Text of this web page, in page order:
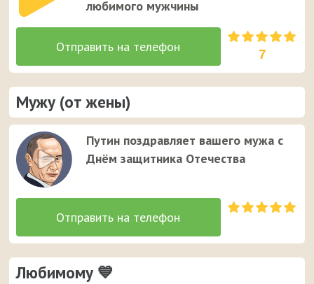
любимого мужчины
7
Мужу (от жены)
Путин поздравляет вашего мужа с
Днём защитника Отечества
Любимому 💙